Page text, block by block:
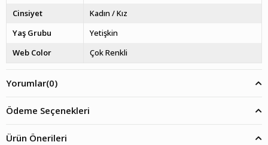
Cinsiyet
Kadın / Kız
Yaş Grubu
Yetişkin
Web Color
Çok Renkli
Yorumlar(0)
Ödeme Seçenekleri
Ürün Önerileri